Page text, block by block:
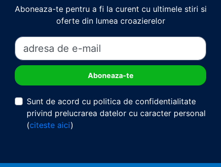
Aboneaza-te pentru a fi la curent cu ultimele stiri si
oferte din lumea croazierelor
Sunt de acord cu politica de confidentialitate
privind prelucrarea datelor cu caracter personal
(citeste aici)